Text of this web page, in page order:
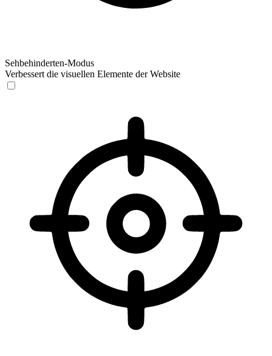
Sehbehinderten-Modus
Verbessert die visuellen Elemente der Website